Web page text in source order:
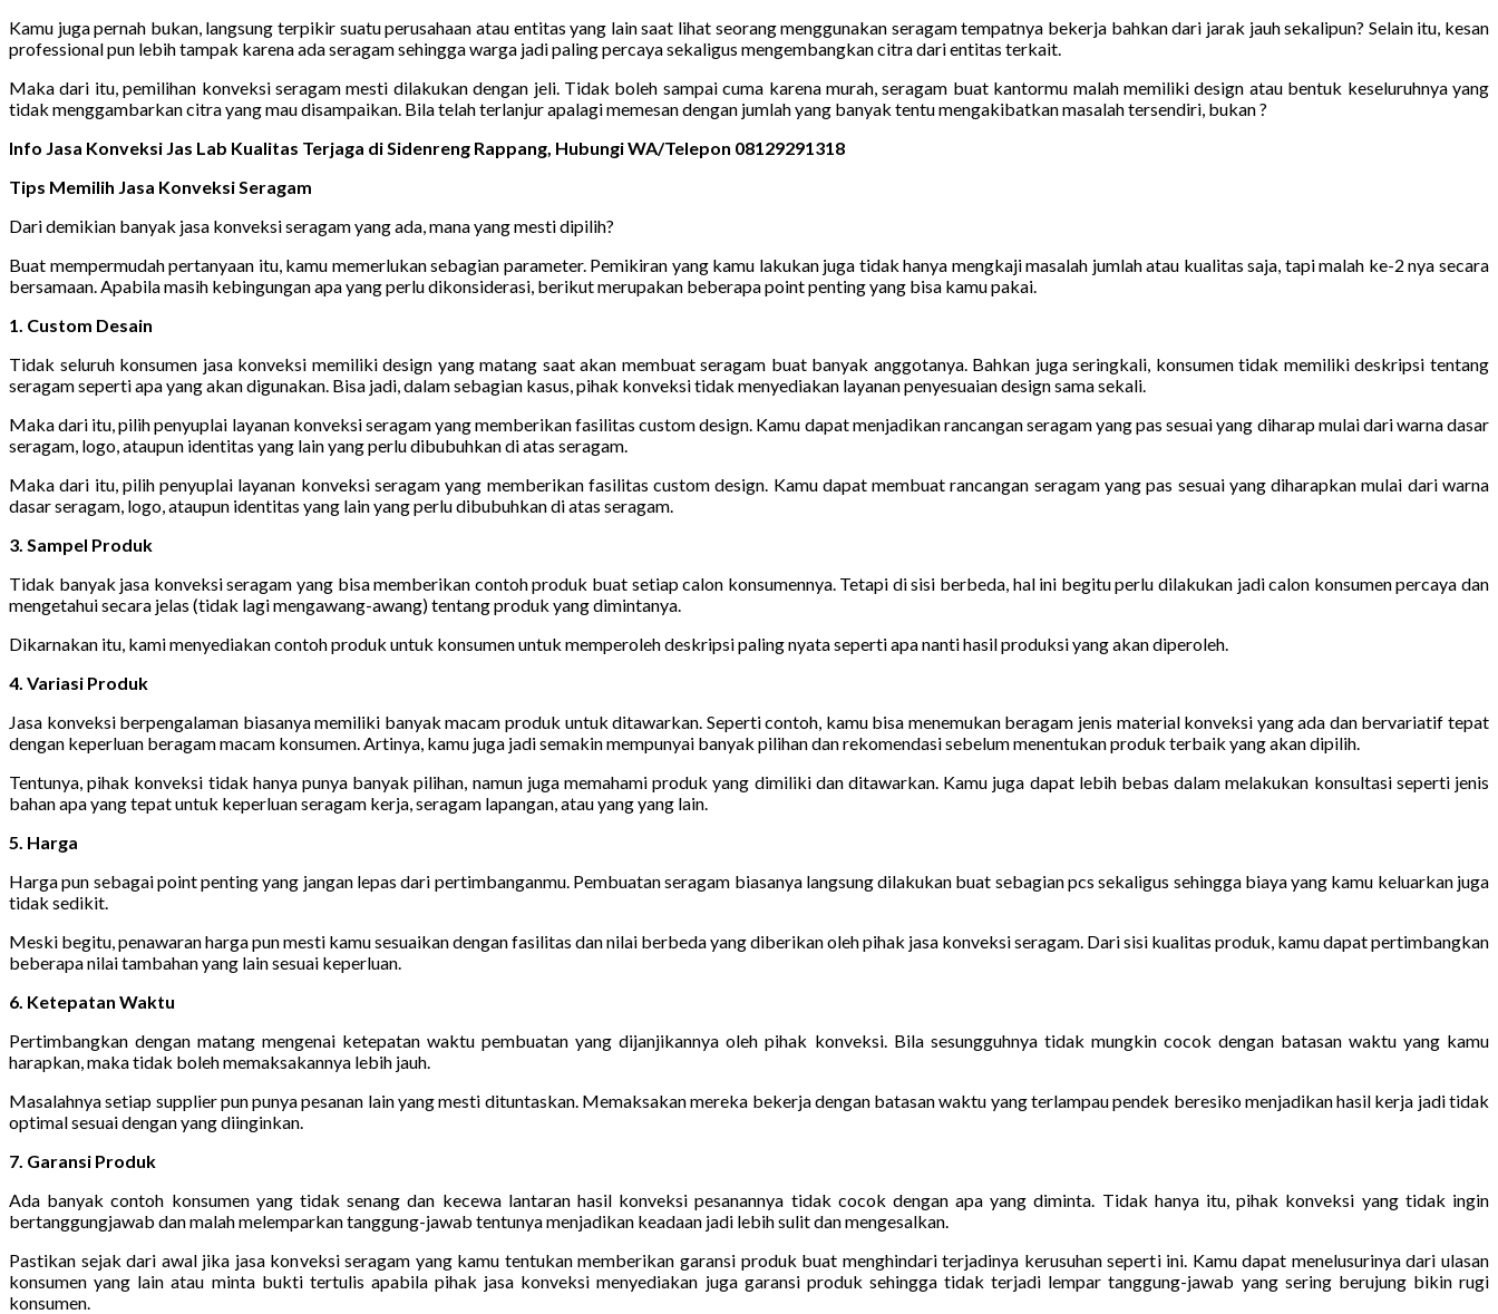
Kamu juga pernah bukan, langsung terpikir suatu perusahaan atau entitas yang lain saat lihat seorang menggunakan seragam tempatnya bekerja bahkan dari jarak jauh sekalipun? Selain itu, kesan
professional pun lebih tampak karena ada seragam sehingga warga jadi paling percaya sekaligus mengembangkan citra dari entitas terkait.
Maka dari itu, pemilihan konveksi seragam mesti dilakukan dengan jeli. Tidak boleh sampai cuma karena murah, seragam buat kantormu malah memiliki design atau bentuk keseluruhnya yang
tidak menggambarkan citra yang mau disampaikan. Bila telah terlanjur apalagi memesan dengan jumlah yang banyak tentu mengakibatkan masalah tersendiri, bukan ?
Info Jasa Konveksi Jas Lab Kualitas Terjaga di Sidenreng Rappang, Hubungi WA/Telepon 08129291318
Tips Memilih Jasa Konveksi Seragam
Dari demikian banyak jasa konveksi seragam yang ada, mana yang mesti dipilih?
Buat mempermudah pertanyaan itu, kamu memerlukan sebagian parameter. Pemikiran yang kamu lakukan juga tidak hanya mengkaji masalah jumlah atau kualitas saja, tapi malah ke-2 nya secara
bersamaan. Apabila masih kebingungan apa yang perlu dikonsiderasi, berikut merupakan beberapa point penting yang bisa kamu pakai.
1. Custom Desain
Tidak seluruh konsumen jasa konveksi memiliki design yang matang saat akan membuat seragam buat banyak anggotanya. Bahkan juga seringkali, konsumen tidak memiliki deskripsi tentang
seragam seperti apa yang akan digunakan. Bisa jadi, dalam sebagian kasus, pihak konveksi tidak menyediakan layanan penyesuaian design sama sekali.
Maka dari itu, pilih penyuplai layanan konveksi seragam yang memberikan fasilitas custom design. Kamu dapat menjadikan rancangan seragam yang pas sesuai yang diharap mulai dari warna dasar
seragam, logo, ataupun identitas yang lain yang perlu dibubuhkan di atas seragam.
Maka dari itu, pilih penyuplai layanan konveksi seragam yang memberikan fasilitas custom design. Kamu dapat membuat rancangan seragam yang pas sesuai yang diharapkan mulai dari warna
dasar seragam, logo, ataupun identitas yang lain yang perlu dibubuhkan di atas seragam.
3. Sampel Produk
Tidak banyak jasa konveksi seragam yang bisa memberikan contoh produk buat setiap calon konsumennya. Tetapi di sisi berbeda, hal ini begitu perlu dilakukan jadi calon konsumen percaya dan
mengetahui secara jelas (tidak lagi mengawang-awang) tentang produk yang dimintanya.
Dikarnakan itu, kami menyediakan contoh produk untuk konsumen untuk memperoleh deskripsi paling nyata seperti apa nanti hasil produksi yang akan diperoleh.
4. Variasi Produk
Jasa konveksi berpengalaman biasanya memiliki banyak macam produk untuk ditawarkan. Seperti contoh, kamu bisa menemukan beragam jenis material konveksi yang ada dan bervariatif tepat
dengan keperluan beragam macam konsumen. Artinya, kamu juga jadi semakin mempunyai banyak pilihan dan rekomendasi sebelum menentukan produk terbaik yang akan dipilih.
Tentunya, pihak konveksi tidak hanya punya banyak pilihan, namun juga memahami produk yang dimiliki dan ditawarkan. Kamu juga dapat lebih bebas dalam melakukan konsultasi seperti jenis
bahan apa yang tepat untuk keperluan seragam kerja, seragam lapangan, atau yang yang lain.
5. Harga
Harga pun sebagai point penting yang jangan lepas dari pertimbanganmu. Pembuatan seragam biasanya langsung dilakukan buat sebagian pcs sekaligus sehingga biaya yang kamu keluarkan juga
tidak sedikit.
Meski begitu, penawaran harga pun mesti kamu sesuaikan dengan fasilitas dan nilai berbeda yang diberikan oleh pihak jasa konveksi seragam. Dari sisi kualitas produk, kamu dapat pertimbangkan
beberapa nilai tambahan yang lain sesuai keperluan.
6. Ketepatan Waktu
Pertimbangkan dengan matang mengenai ketepatan waktu pembuatan yang dijanjikannya oleh pihak konveksi. Bila sesungguhnya tidak mungkin cocok dengan batasan waktu yang kamu
harapkan, maka tidak boleh memaksakannya lebih jauh.
Masalahnya setiap supplier pun punya pesanan lain yang mesti dituntaskan. Memaksakan mereka bekerja dengan batasan waktu yang terlampau pendek beresiko menjadikan hasil kerja jadi tidak
optimal sesuai dengan yang diinginkan.
7. Garansi Produk
Ada banyak contoh konsumen yang tidak senang dan kecewa lantaran hasil konveksi pesanannya tidak cocok dengan apa yang diminta. Tidak hanya itu, pihak konveksi yang tidak ingin
bertanggungjawab dan malah melemparkan tanggung-jawab tentunya menjadikan keadaan jadi lebih sulit dan mengesalkan.
Pastikan sejak dari awal jika jasa konveksi seragam yang kamu tentukan memberikan garansi produk buat menghindari terjadinya kerusuhan seperti ini. Kamu dapat menelusurinya dari ulasan
konsumen yang lain atau minta bukti tertulis apabila pihak jasa konveksi menyediakan juga garansi produk sehingga tidak terjadi lempar tanggung-jawab yang sering berujung bikin rugi
konsumen.